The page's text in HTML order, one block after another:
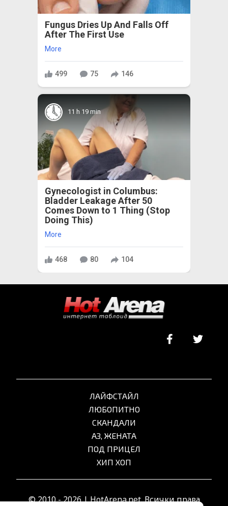
Fungus Dries Up And Falls Off
After The First Use
More
499 75 146
11 h 19 min
Gynecologist in Columbus:
Bladder Leakage After 50
Comes Down to 1 Thing (Stop
Doing This)
More
468 80 104
ЛАЙФСТАЙЛ
ЛЮБОПИТНО
СКАНДАЛИ
АЗ, ЖЕНАТА
ПОД ПРИЦЕЛ
ХИП ХОП
© 2010 - 2026 | HotArena.net. Всички права